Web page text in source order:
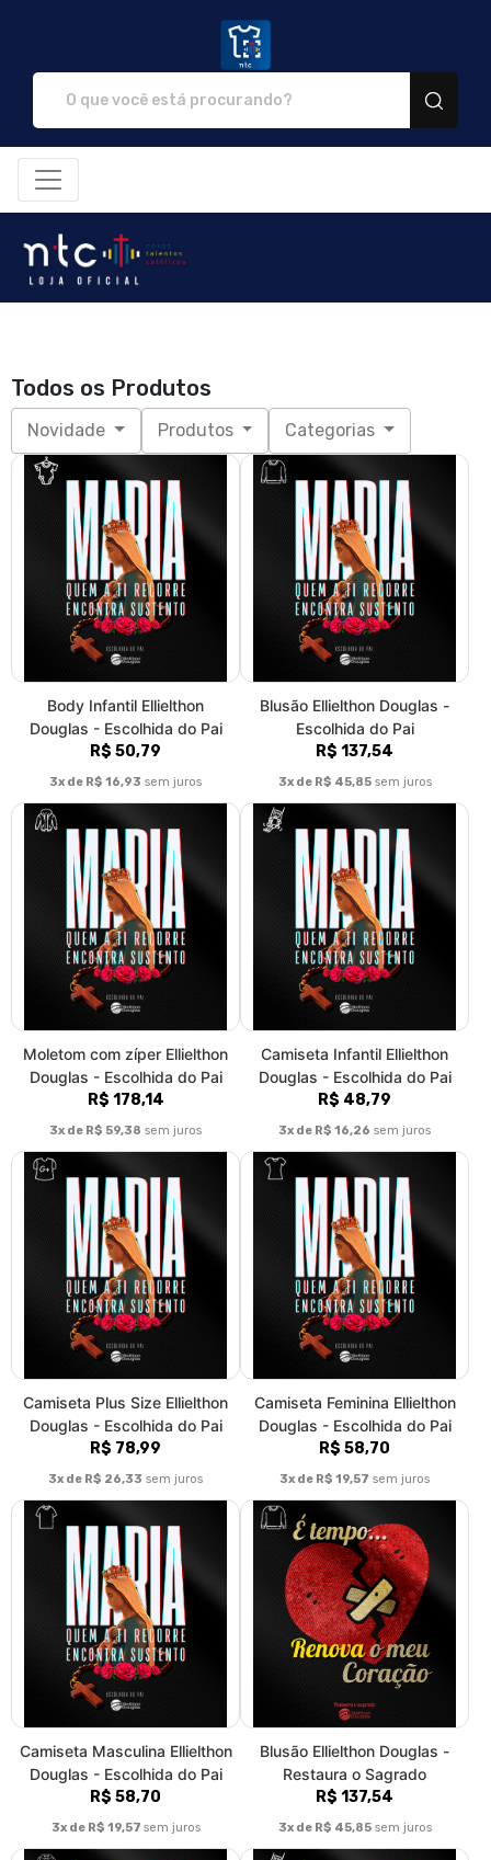
Todos os Produtos
Novidade Produtos Categorias
Body Infantil Ellielthon
Douglas - Escolhida do Pai
R$ 50,79
3x de R$ 16,93 sem juros
Blusão Ellielthon Douglas -
Escolhida do Pai
R$ 137,54
3x de R$ 45,85sem juros
Moletom com zíper Ellielthon
Douglas - Escolhida do Pai
R$ 178,14
3x de R$ 59,38 sem juros
Camiseta Infantil Ellielthon
Douglas - Escolhida do Pai
R$ 48,79
3x de R$ 16,26 sem juros
Camiseta Plus Size Ellielthon
Douglas - Escolhida do Pai
R$ 78,99
3x de R$ 26,33 sem juros
Camiseta Feminina Ellielthon
Douglas - Escolhida do Pai
R$ 58,70
3x de R$ 19,57 sem juros
Camiseta Masculina Ellielthon
Douglas - Escolhida do Pai
R$ 58,70
3x de R$ 19,57 sem juros
Blusão Ellielthon Douglas -
Restaura o Sagrado
R$ 137,54
3x de R$ 45,85sem juros